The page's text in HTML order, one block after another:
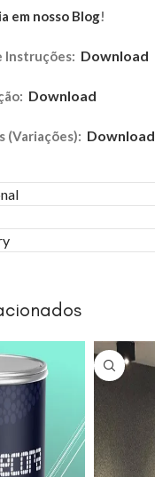
em nosso Blog!
Instruções: Download
Download
(Variações): Download